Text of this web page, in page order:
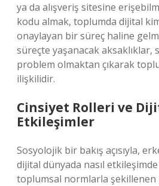
ya da alışveriş sitesine
kodu almak, toplumda dijital
onaylayan bir süreç haline
süreçte yaşanacak aksaklıklar,
problem olmaktan çıkarak
ilişkilidir.
Cinsiyet Rolleri ve
Etkileşimler
Sosyolojik bir bakış açısıyla,
dijital dünyada nasıl
toplumsal normlarla